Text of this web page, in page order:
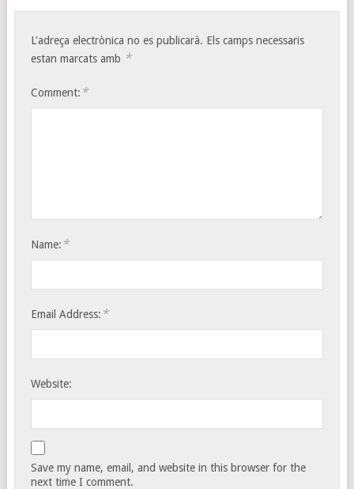
L'adreça electrònica no es publicarà. Els camps necessaris
estan marcats amb *
Comment: *
Name: *
Email Address: *
Website:
Save my name, email, and website in this browser for the
next time I comment.